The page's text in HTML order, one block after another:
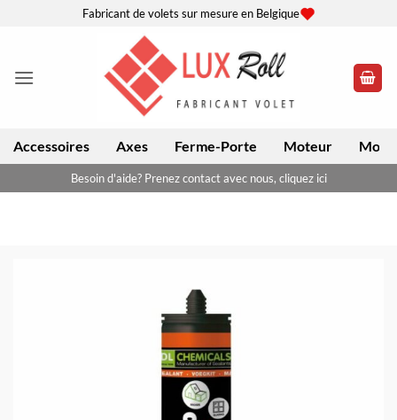
Fabricant de volets sur mesure en Belgique
Accessoires Axes Ferme-Porte Moteur
Besoin d'aide? Prenez contact avec nous, cliquez ici